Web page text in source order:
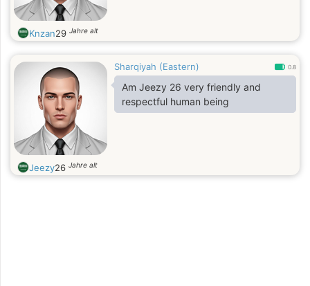
Knzan29 Jahre alt
Sharqiyah (Eastern) 0.8
Am Jeezy 26 very friendly and
respectful human being
Jeezy26 Jahre alt